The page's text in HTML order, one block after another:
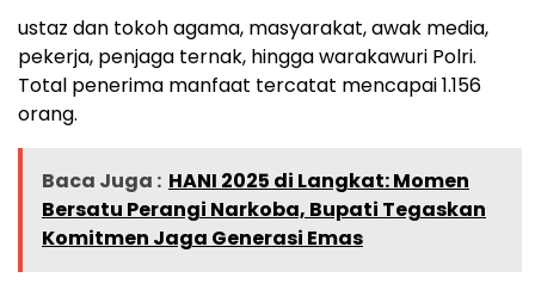
ustaz dan tokoh agama, masyarakat, awak media,
pekerja, penjaga ternak, hingga warakawuri Polri.
Total penerima manfaat tercatat mencapai 1.156
orang.
Baca Juga : HANI 2025 di Langkat: Momen
Bersatu Perangi Narkoba, Bupati Tegaskan
Komitmen Jaga Generasi Emas